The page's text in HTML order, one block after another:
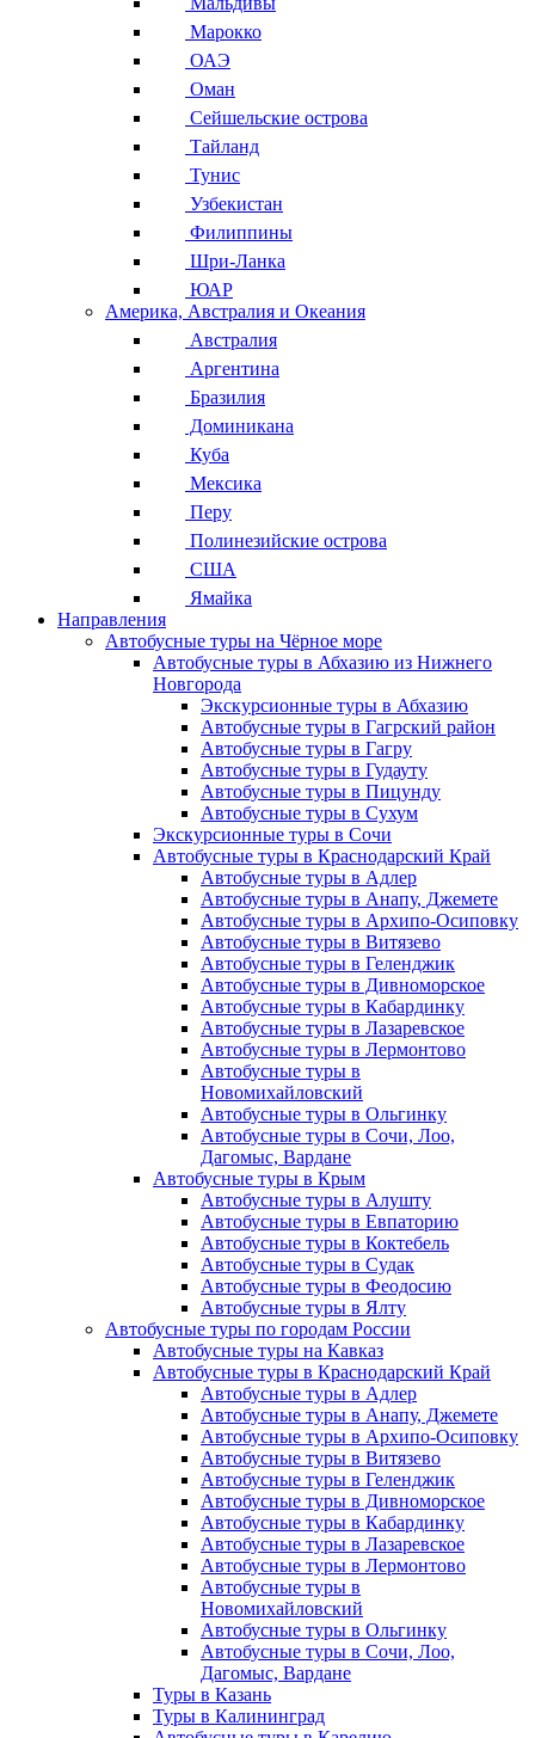
Марокко
ОАЭ
Оман
Сейшельские острова
Тайланд
Тунис
Узбекистан
Филиппины
Шри-Ланка
ЮАР
Америка, Австралия и Океания
Австралия
Аргентина
Бразилия
Доминикана
Куба
Мексика
Перу
Полинезийские острова
США
Ямайка
Направления
Автобусные туры на Чёрное море
Автобусные туры в Абхазию из Нижнего
Новгорода
Экскурсионные туры в Абхазию
Автобусные туры в Гагрский район
Автобусные туры в Гагру
Автобусные туры в Гудауту
Автобусные туры в Пицунду
Автобусные туры в Сухум
Экскурсионные туры в Сочи
Автобусные туры в Краснодарский Край
Автобусные туры в Адлер
Автобусные туры в Анапу, Джемете
Автобусные туры в Архипо-Осиповку
Автобусные туры в Витязево
Автобусные туры в Геленджик
Автобусные туры в Дивноморское
Автобусные туры в Кабардинку
Автобусные туры в Лазаревское
Автобусные туры в Лермонтово
Автобусные туры в
Новомихайловский
Автобусные туры в Ольгинку
Автобусные туры в Сочи, Лоо,
Дагомыс, Вардане
Автобусные туры в Крым
Автобусные туры в Алушту
Автобусные туры в Евпаторию
Автобусные туры в Коктебель
Автобусные туры в Судак
Автобусные туры в Феодосию
Автобусные туры в Ялту
Автобусные туры по городам России
Автобусные туры на Кавказ
Автобусные туры в Краснодарский Край
Автобусные туры в Адлер
Автобусные туры в Анапу, Джемете
Автобусные туры в Архипо-Осиповку
Автобусные туры в Витязево
Автобусные туры в Геленджик
Автобусные туры в Дивноморское
Автобусные туры в Кабардинку
Автобусные туры в Лазаревское
Автобусные туры в Лермонтово
Автобусные туры в
Новомихайловский
Автобусные туры в Ольгинку
Автобусные туры в Сочи, Лоо,
Дагомыс, Вардане
Туры в Казань
Туры в Калининград